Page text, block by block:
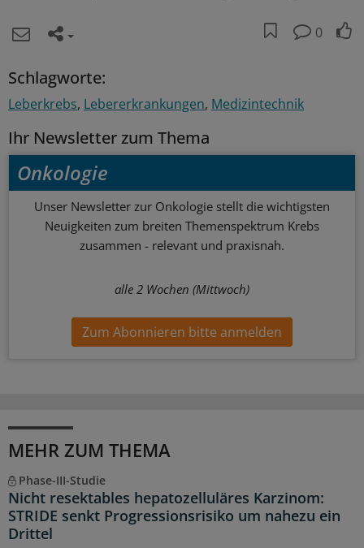
0
Schlagworte:
Leberkrebs Lebererkrankungen Medizintechnik
Ihr Newsletter zum Thema
Onkologie
Unser Newsletter zur Onkologie stellt die wichtigsten
Neuigkeiten zum breiten Themenspektrum Krebs
zusammen - relevant und praxisnah.
alle 2 Wochen (Mittwoch)
Zum Abonnieren bitte anmelden
MEHR ZUM THEMA
Phase-III-Studie
Nicht resektables hepatozelluläres Karzinom:
STRIDE senkt Progressionsrisiko um nahezu ein
Drittel